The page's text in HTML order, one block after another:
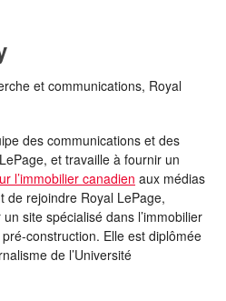
et communications, Royal
des communications et des
et travaille à fournir un
l’immobilier canadien aux médias
de rejoindre Royal LePage,
site spécialisé dans l’immobilier
construction. Elle est diplômée
de l’Université